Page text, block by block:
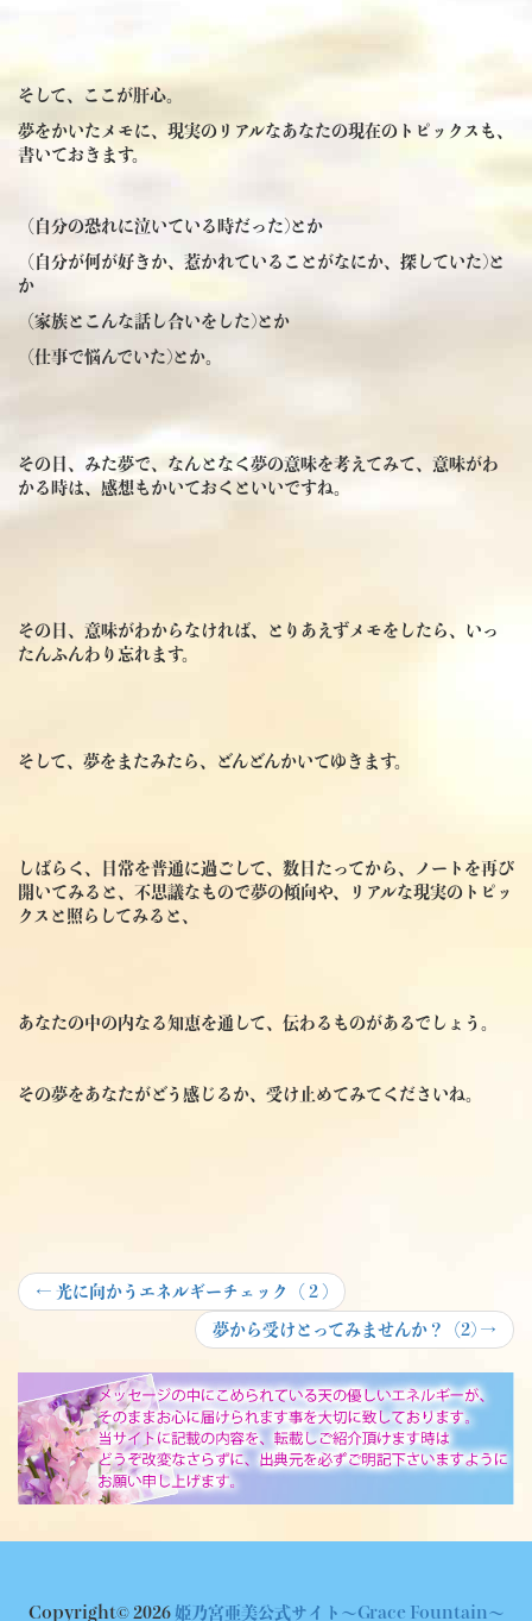
そして、ここが肝心。
夢をかいたメモに、 現実のリアルなあなたの現在のトピックス も、
書いておきます。
（自分の恐れに泣いている時だった)とか
（自分が何が好きか、惹かれていることがなにか、探していた)と
か
（家族とこんな話し合いをした)とか
（仕事で悩んでいた)とか。
その日、みた夢で、なんとなく夢の意味を考えてみて、意味がわ
かる時は、感想もかいておくといいですね。
その日、意味がわからなければ、とりあえずメモをしたら、いっ
たんふんわり忘れます。
そして、夢をまたみたら、どんどんかいてゆきます。
しばらく、日常を普通に過ごして、数日たってから、ノートを再び
開いてみると、不思議なもので夢の傾向や、リアルな現実のトピッ
クスと照らしてみると、
あなたの中の内なる知恵を通して、伝わるものがあるでしょう。
その夢をあなたがどう感じるか、受け止めてみてくださいね。
投
ナ
ビ
ゲ
ー
ン
← Previous
post:
光に向かうエネルギーチェック（２)
Next
post:
夢から受けとってみませんか？（2) →
Copyright© 2026 姫乃宮亜美公式サイト～Grace Fountain～